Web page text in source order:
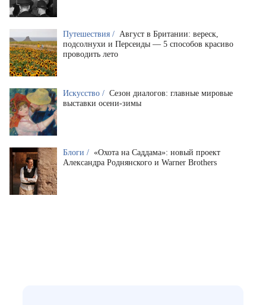
Путешествия / Август в Британии: вереск,
подсолнухи и Персеиды — 5 способов красиво
проводить лето
Искусство / Сезон диалогов: главные мировые
выставки осени-зимы
Блоги / «Охота на Саддама»: новый проект
Александра Роднянского и Warner Brothers